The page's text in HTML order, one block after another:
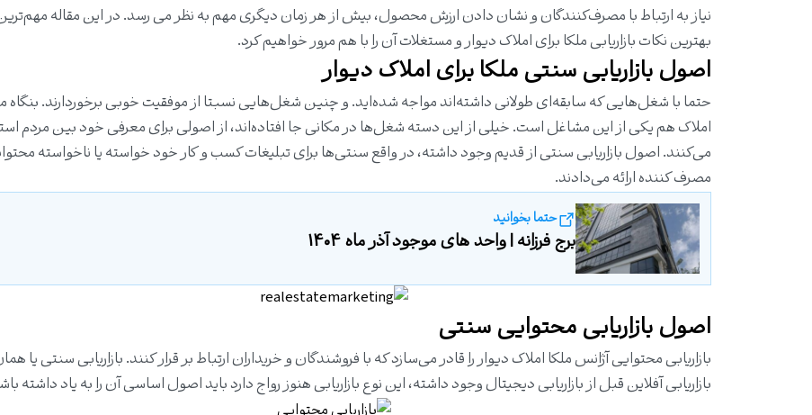
نیاز به ارتباط با مصرف‌کنندگان و نشان دادن ارزش محصول، بیش از هر زمان دیگری مهم به نظر می رسد. در این مقاله
بهترین نکات بازاریابی ملکا برای املاک دیوار و مستغلات آن را با هم مرور خواهیم کرد.
اصول بازاریابی سنتی ملکا برای املاک دیوار
حتما با شغل‌هایی که سابقه‌ای طولانی داشته‌اند مواجه شده‌اید. و چنین شغل‌هایی نسبتا از موفقیت خوبی برخوردارند. بنگاه
املاک هم یکی از این مشاغل است. خیلی از این دسته شغل‌ها در مکانی جا افتاده‌اند، از اصولی برای معرفی خود بین مردم
می‌کنند. اصول بازاریابی سنتی از قدیم وجود داشته، در واقع سنتی‌ها برای تبلیغات کسب و کار خود خواسته یا ناخواسته
مصرف کننده ارائه می‌دادند.
حتما بخوانید
برج فرزانه | واحد های موجود آذر ماه 1404
اصول بازاریابی محتوایی سنتی
بازاریابی محتوایی آژانس ملکا املاک دیوار را قادر می‌سازد که با فروشندگان و خریداران ارتباط بر قرار کنند. بازاریابی سنتی یا
بازاریابی آفلاین قبل از بازاریابی دیجیتال وجود داشته، این نوع بازاریابی هنوز رواج دارد باید اصول اساسی آن را به یاد داشته